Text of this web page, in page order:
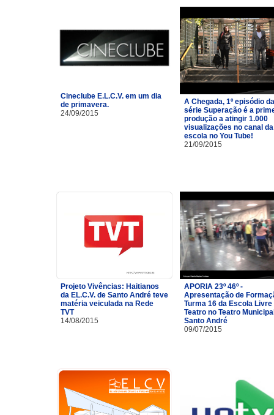
Cineclube E.L.C.V. em um dia
de primavera.
24/09/2015
A Chegada, 1º episódio
série Superação é a
produção a atingir 1.000
visualizações no canal da
escola no You Tube!
21/09/2015
Projeto Vivências: Haitianos
da EL.C.V. de Santo André teve
matéria veiculada na Rede
TVT
14/08/2015
APORIA 23º 46º -
Apresentação de
Turma 16 da Escola Livre
Teatro no Teatro
Santo André
09/07/2015